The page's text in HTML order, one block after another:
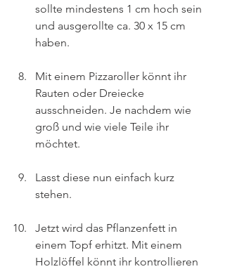
sollte mindestens 1 cm hoch sein
und ausgerollte ca. 30 x 15 cm
haben.
Mit einem Pizzaroller könnt ihr
Rauten oder Dreiecke
ausschneiden. Je nachdem wie
groß und wie viele Teile ihr
möchtet.
Lasst diese nun einfach kurz
stehen.
Jetzt wird das Pflanzenfett in
einem Topf erhitzt. Mit einem
Holzlöffel könnt ihr kontrollieren